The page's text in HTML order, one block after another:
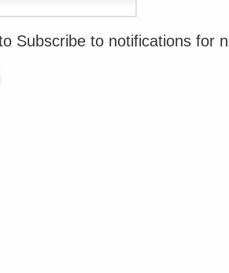
Subscribe to notifications for